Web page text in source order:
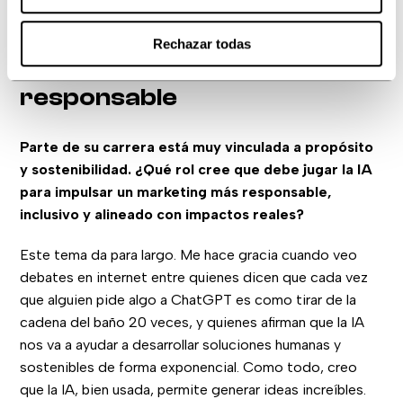
Rechazar todas
ESG, propósito y marketing
responsable
Parte de su carrera está muy vinculada a propósito
y sostenibilidad. ¿Qué rol cree que debe jugar la IA
para impulsar un marketing más responsable,
inclusivo y alineado con impactos reales?
Este tema da para largo. Me hace gracia cuando veo
debates en internet entre quienes dicen que cada vez
que alguien pide algo a ChatGPT es como tirar de la
cadena del baño 20 veces, y quienes afirman que la IA
nos va a ayudar a desarrollar soluciones humanas y
sostenibles de forma exponencial. Como todo, creo
que la IA, bien usada, permite generar ideas increíbles.